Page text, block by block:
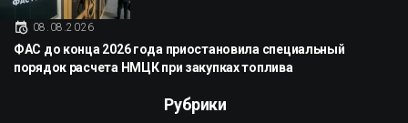
08.08.2026
ФАС до конца 2026 года приостановила специальный
порядок расчета НМЦК при закупках топлива
Рубрики